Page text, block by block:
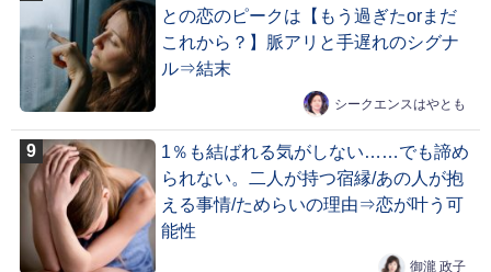
との恋のピークは【もう過ぎたorまだ
これから？】脈アリと手遅れのシグナ
ル⇒結末
シークエンスはやとも
1％も結ばれる気がしない……でも諦め
られない。二人が持つ宿縁/あの人が抱
える事情/ためらいの理由⇒恋が叶う可
能性
御瀧 政子